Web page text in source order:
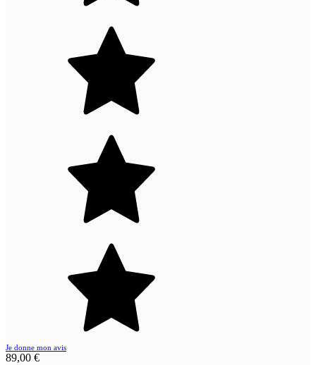
Je donne mon avis
89,00 €